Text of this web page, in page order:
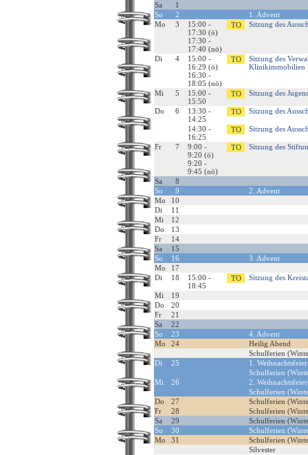
Sa
1
So
2
1. Advent
Mo
3
15:00 -
17:30 (ö)
17:30 -
17:40 (nö)
Sitzung des
Di 4
15:00 -
16:29 (ö)
16:30 -
18:05 (nö)
Sitzung des
Klinikimmobilien
Mi 5
15:00 -
15:50
Sitzung des
Do 6
13:30 -
14:25
Sitzung des
14:30 -
16:25
Sitzung des
Fr 7
9:00 -
9:20 (ö)
9:20 -
9:45 (nö)
Sitzung des
Sa
8
So
9
2. Advent
Mo
10
Di
11
Mi
12
Do
13
Fr
14
Sa
15
So
16
3. Advent
Mo
17
Di
18
15:00 -
18:45
Sitzung des
Mi
19
Do
20
Fr
21
Sa
22
So
23
4. Advent
Mo
24
Heilig Abend
Schulferien
Di
25
1.
Schulferien
Mi
26
2.
Schulferien
Do
27
Schulferien
Fr
28
Schulferien
Sa
29
Schulferien
So
30
Schulferien
Mo
31
Schulferien
Silvester